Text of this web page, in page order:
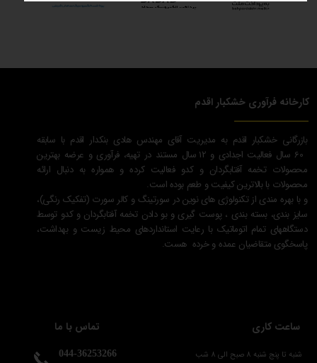
تماس با ما
044-36253266
ساعت کاری
شنبه تا پنج شنبه 8 صبح الی 8 شب
بازرگانی خشکبار اقدم به مدیریت آقای مهندس هادی بنکدار اقدم با سابقه
60 سال فعالیت اجدادی و 12 سال مستند در تهیه، فرآوری و عرضه بهترین
محصولات تخمه آفتابگردان و کدو فعالیت کرده و همواره به دنبال ارائه
محصولات با بالاترین کیفیت و طعم بوده است.
و با بهره مندی از تکنولوژی های نوین در سورتینگ و کالر سورت (تفکیک رنگی)،
سایز بندی، بسته بندی ، پوست گیری و بو دادن تخمه آفتابگردان و کدو توسط
دستگاههای تمام اتوماتیک با رعایت استانداردهای محیط زیست و بهداشت،
پاسخگوی متقاضیان عمده و خرده هست.